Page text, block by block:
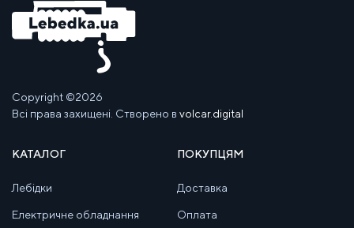
Copyright ©2026
Всі права захищені. Створено в volcar.digital
КАТАЛОГ
Лебідки
Електричне обладнання
ПОКУПЦЯМ
Доставка
Оплата